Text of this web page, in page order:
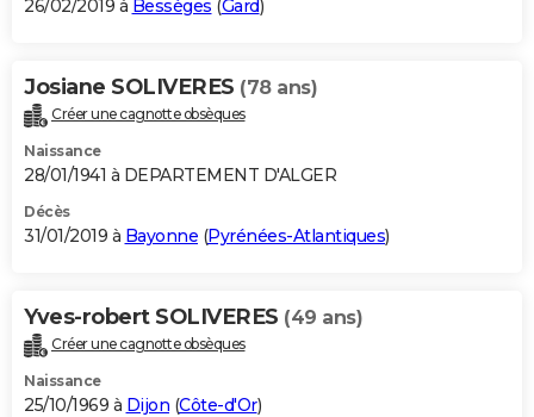
26/02/2019 à Bessèges (Gard)
Josiane SOLIVERES (78 ans)
Créer une cagnotte obsèques
Naissance
28/01/1941 à DEPARTEMENT D'ALGER
Décès
31/01/2019 à Bayonne (Pyrénées-Atlantiques)
Yves-robert SOLIVERES (49 ans)
Créer une cagnotte obsèques
Naissance
25/10/1969 à Dijon (Côte-d'Or)